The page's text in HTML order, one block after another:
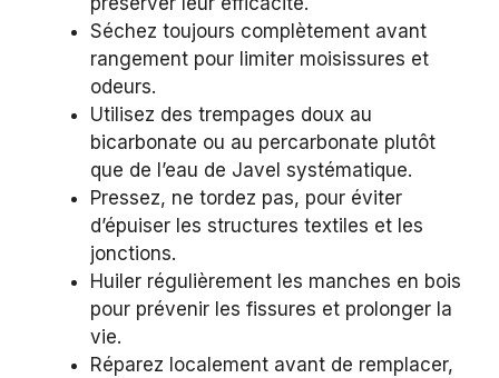
Séchez toujours complètement avant
rangement pour limiter moisissures et
odeurs.
Utilisez des trempages doux au
bicarbonate ou au percarbonate plutôt
que de l’eau de Javel systématique.
Pressez, ne tordez pas, pour éviter
d’épuiser les structures textiles et les
jonctions.
Huiler régulièrement les manches en bois
pour prévenir les fissures et prolonger la
vie.
Réparez localement avant de remplacer,